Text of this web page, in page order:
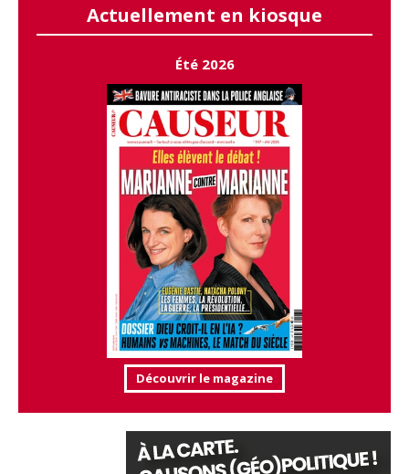
Actuellement en kiosque
Été 2026
Découvrir le magazine